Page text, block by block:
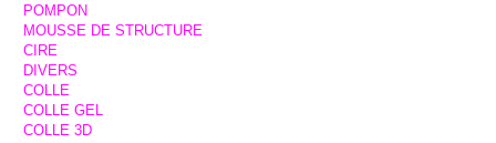
POMPON
MOUSSE DE STRUCTURE
CIRE
DIVERS
COLLE
COLLE GEL
COLLE 3D